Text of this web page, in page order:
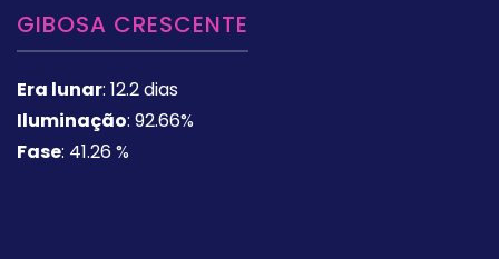
GIBOSA CRESCENTE
Era lunar: 12.2 dias
Iluminação: 92.66%
Fase: 41.26 %